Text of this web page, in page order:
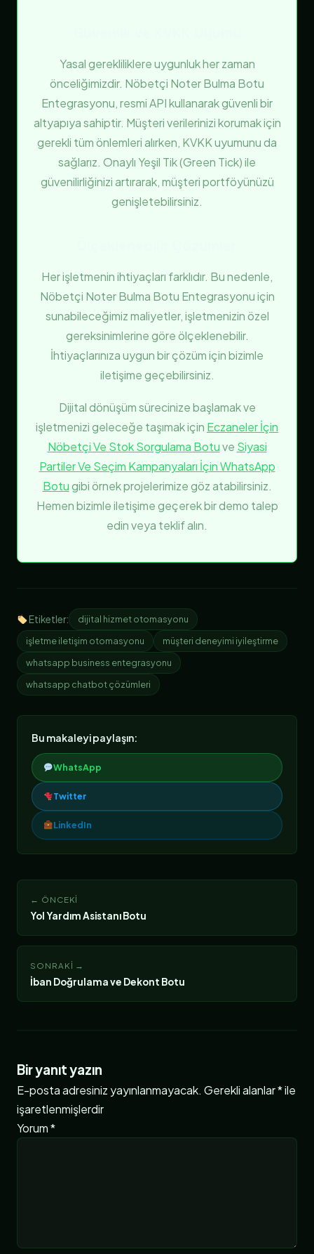
Yasal gerekliliklere uygunluk her zaman
önceliğimizdir. Nöbetçi Noter Bulma Botu
Entegrasyonu, resmi API kullanarak güvenli bir
altyapıya sahiptir. Müşteri verilerinizi korumak için
gerekli tüm önlemleri alırken, KVKK uyumunu da
sağlarız. Onaylı Yeşil Tik (Green Tick) ile
güvenilirliğinizi artırarak, müşteri portföyünüzü
genişletebilirsiniz.
Her işletmenin ihtiyaçları farklıdır. Bu nedenle,
Nöbetçi Noter Bulma Botu Entegrasyonu için
sunabileceğimiz maliyetler, işletmenizin özel
gereksinimlerine göre ölçeklenebilir.
İhtiyaçlarınıza uygun bir çözüm için bizimle
iletişime geçebilirsiniz.
Dijital dönüşüm sürecinize başlamak ve
işletmenizi geleceğe taşımak için Eczaneler İçin
Nöbetçi Ve Stok Sorgulama Botuve Siyasi
Partiler Ve Seçim Kampanyaları İçin WhatsApp
Botugibi örnek projelerimize göz atabilirsiniz.
Hemen bizimle iletişime geçerek bir demo talep
edin veya teklif alın.
Etiketler:
dijital hizmet otomasyonu
işletme iletişim otomasyonu
müşteri deneyimi iyileştirme
whatsapp business entegrasyonu
whatsapp chatbot çözümleri
Bu makaleyi paylaşın:
WhatsApp
Twitter
LinkedIn
← ÖNCEKI
Yol Yardım Asistanı Botu
SONRAKI →
İban Doğrulama ve Dekont Botu
Bir yanıt yazın
E-posta adresiniz yayınlanmayacak. Gerekli alanlar*ile
işaretlenmişlerdir
Yorum*